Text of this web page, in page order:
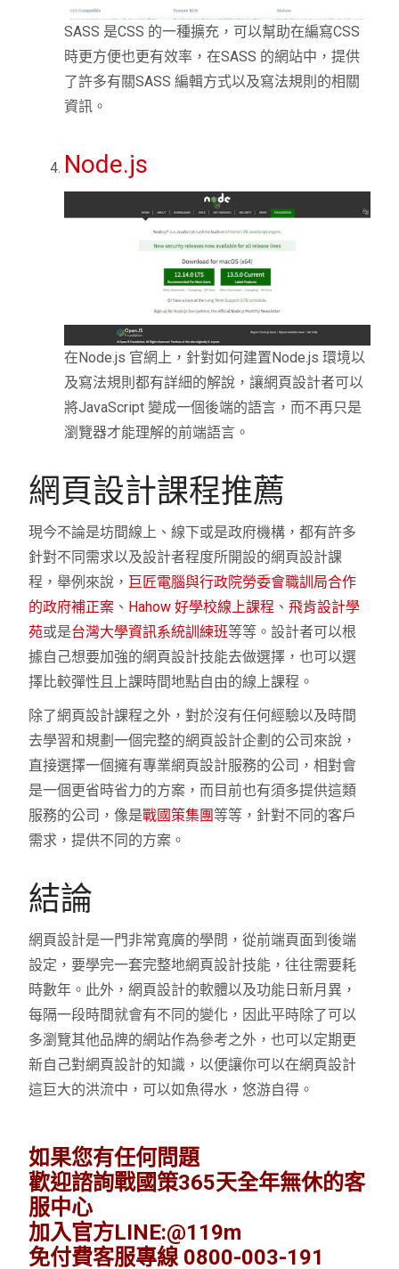
SASS 是CSS 的一種擴充，可以幫助在編寫CSS
時更方便也更有效率，在SASS 的網站中，提供
了許多有關SASS 編輯方式以及寫法規則的相關
資訊。
Node.js
在Node.js 官網上，針對如何建置Node.js 環境以
及寫法規則都有詳細的解說，讓網頁設計者可以
將JavaScript 變成一個後端的語言，而不再只是
瀏覽器才能理解的前端語言。
網頁設計課程推薦
現今不論是坊間線上、線下或是政府機構，都有許多
針對不同需求以及設計者程度所開設的網頁設計課
程，舉例來說， 巨匠電腦與行政院勞委會職訓局合作
的政府補正案 、 Hahow 好學校線上課程 、飛肯設計學
苑或是台灣大學資訊系統訓練班等等。設計者可以根
據自己想要加強的網頁設計技能去做選擇，也可以選
擇比較彈性且上課時間地點自由的線上課程。
除了網頁設計課程之外，對於沒有任何經驗以及時間
去學習和規劃一個完整的網頁設計企劃的公司來說，
直接選擇一個擁有專業網頁設計服務的公司，相對會
是一個更省時省力的方案，而目前也有須多提供這類
服務的公司，像是戰國策集團等等，針對不同的客戶
需求，提供不同的方案。
結論
網頁設計是一門非常寬廣的學問，從前端頁面到後端
設定，要學完一套完整地網頁設計技能，往往需要耗
時數年。此外，網頁設計的軟體以及功能日新月異，
每隔一段時間就會有不同的變化，因此平時除了可以
多瀏覽其他品牌的網站作為參考之外，也可以定期更
新自己對網頁設計的知識，以便讓你可以在網頁設計
這巨大的洪流中，可以如魚得水，悠游自得。
如果您有任何問題
歡迎諮詢戰國策365天全年無休的客
服中心
加入官方LINE:@119m
免付費客服專線 0800-003-191